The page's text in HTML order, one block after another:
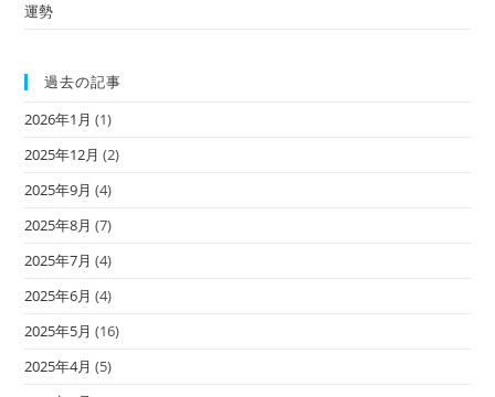
運勢
過去の記事
2026年1月 (1)
2025年12月 (2)
2025年9月 (4)
2025年8月 (7)
2025年7月 (4)
2025年6月 (4)
2025年5月 (16)
2025年4月 (5)